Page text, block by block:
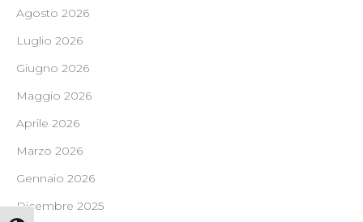
Agosto 2026
Luglio 2026
Giugno 2026
Maggio 2026
Aprile 2026
Marzo 2026
Gennaio 2026
Dicembre 2025